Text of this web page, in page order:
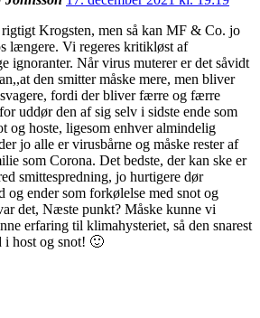
Krogsten, men så kan MF & Co. jo
længere. Vi regeres kritikløst af
ignoranter. Når virus muterer er det såvidt
den smitter måske mere, men bliver
fordi der bliver færre og færre
uddør den af sig selv i sidste ende som
og hoste, ligesom enhver almindelig
jo alle er virusbårne og måske rester af
som Corona. Det bedste, der kan ske er
smittespredning, jo hurtigere dør
og ender som forkølelse med snot og
det, Næste punkt? Måske kunne vi
erfaring til klimahysteriet, så den snarest
i host og snot! 🙂